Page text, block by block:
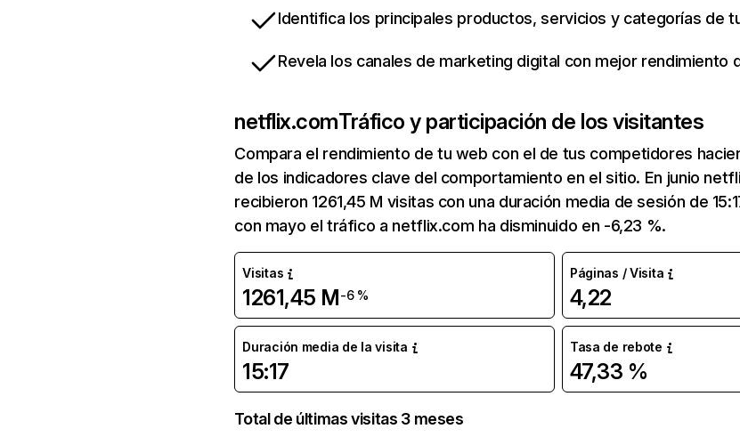
Identifica los principales productos, servicios y categorías de
Revela los canales de marketing digital con mejor rendimiento
netflix.comTráfico y participación de los visitantes
Compara el rendimiento de tu web con el de tus competidores
de los indicadores clave del comportamiento en el sitio. En junio
recibieron 1261,45 M visitas con una duración media de sesión de
con mayo el tráfico a netflix.com ha disminuido en -6,23 %.
Visitas
1261,45 M-6 %
Páginas / Visita
4,22
Duración media de la visita
15:17
Tasa de rebote
47,33 %
Total de últimas visitas 3 meses